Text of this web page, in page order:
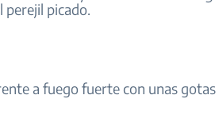
perejil picado.
a fuego fuerte con unas gotas